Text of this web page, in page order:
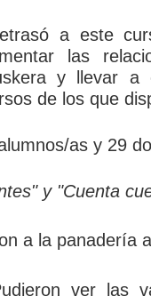
a este
las
y llevar a
de los que
as y 29
y "Cuenta
a la panadería
ver las